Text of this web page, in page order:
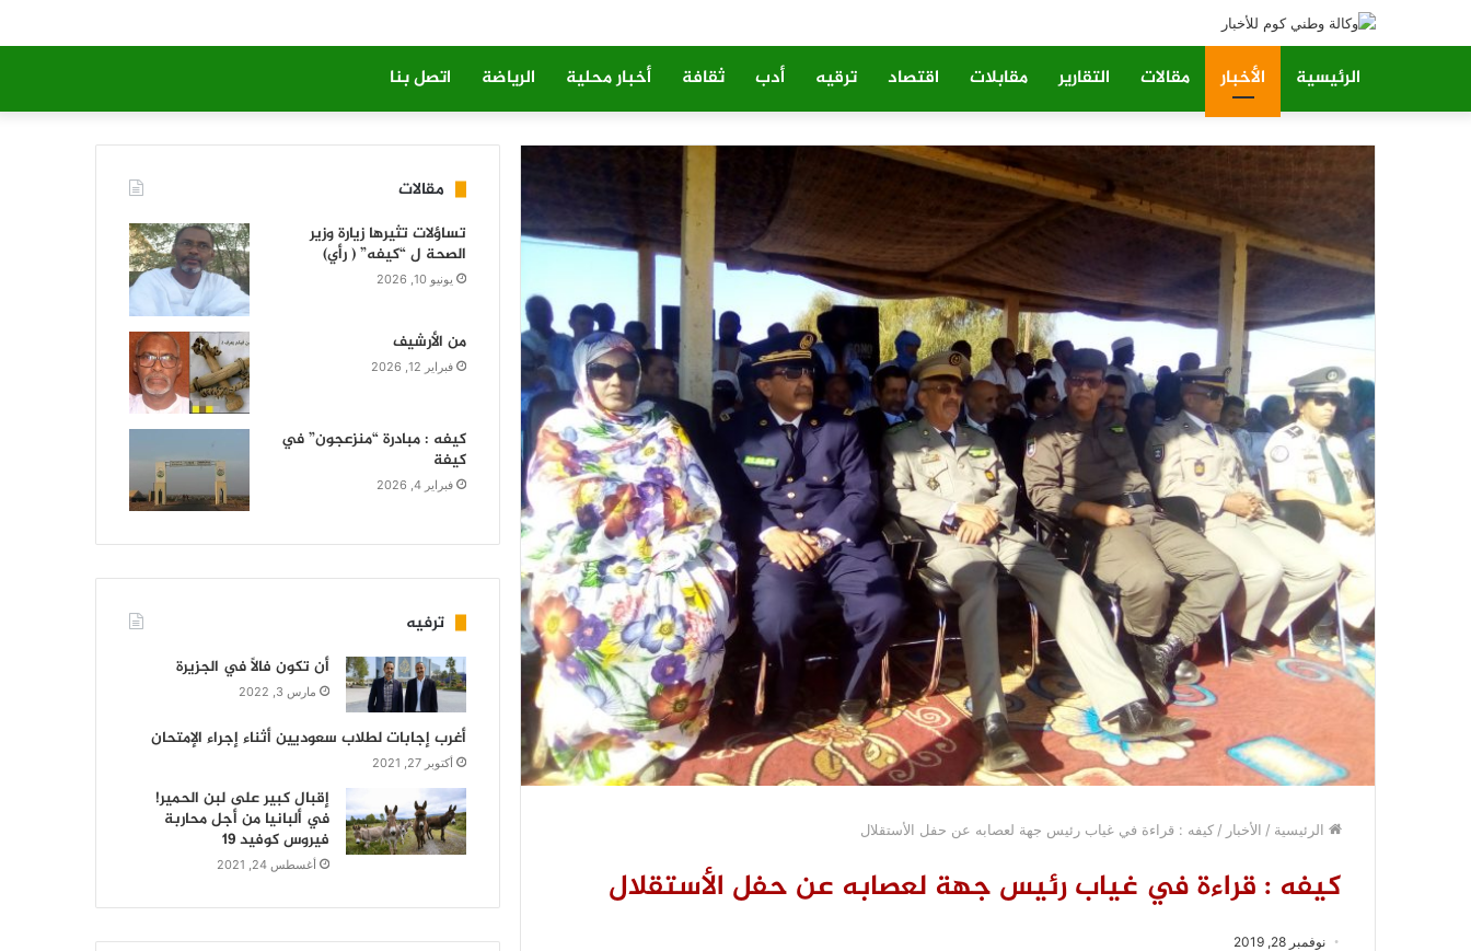
الرئيسية الأخبار مقالات التقارير مقابلات اقتصاد ترقيه أدب ثقافة أخبار محلية الرياضة اتصل بنا
الرئيسية / الأخبار / كيفه : قراءة في غياب رئيس جهة لعصابه عن حفل الأستقلال
كيفه : قراءة في غياب رئيس جهة لعصابه عن حفل الأستقلال
نوفمبر 28, 2019
مقالات
تساؤلات تثيرها زيارة وزير
الصحة ل “كيفه” ( رأي)
يونيو 10, 2026
من الأرشيف
فبراير 12, 2026
كيفه : مبادرة “منزعجون” في
كيفة
فبراير 4, 2026
ترفيه
أن تكون فالاً في الجزيرة
مارس 3, 2022
أغرب إجابات لطلاب سعوديين أثناء إجراء الإمتحان
أكتوبر 27, 2021
إقبال كبير على لبن الحمير!
في ألبانيا من أجل محاربة
فيروس كوفيد 19
أغسطس 24, 2021